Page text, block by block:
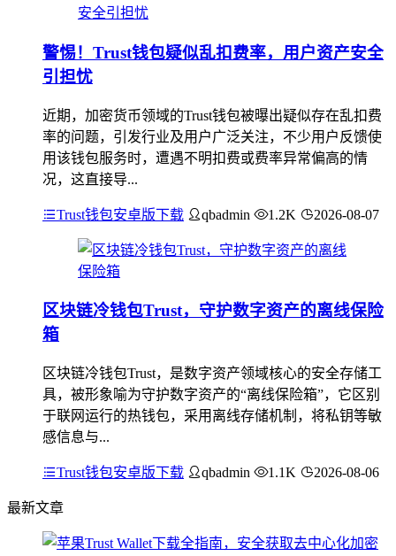
警惕！Trust钱包疑似乱扣费率，用户资产安全
引担忧
近期，加密货币领域的Trust钱包被曝出疑似存在乱扣费
率的问题，引发行业及用户广泛关注，不少用户反馈使
用该钱包服务时，遭遇不明扣费或费率异常偏高的情
况，这直接导...
Trust钱包安卓版下载 qbadmin 1.2K 2026-08-07
区块链冷钱包Trust，守护数字资产的离线保险
箱
区块链冷钱包Trust，是数字资产领域核心的安全存储工
具，被形象喻为守护数字资产的“离线保险箱”，它区别
于联网运行的热钱包，采用离线存储机制，将私钥等敏
感信息与...
Trust钱包安卓版下载 qbadmin 1.1K 2026-08-06
最新文章